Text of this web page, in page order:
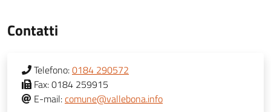
Contatti
Telefono:0184 290572
Fax:0184 259915
E-mail:comune@vallebona.info